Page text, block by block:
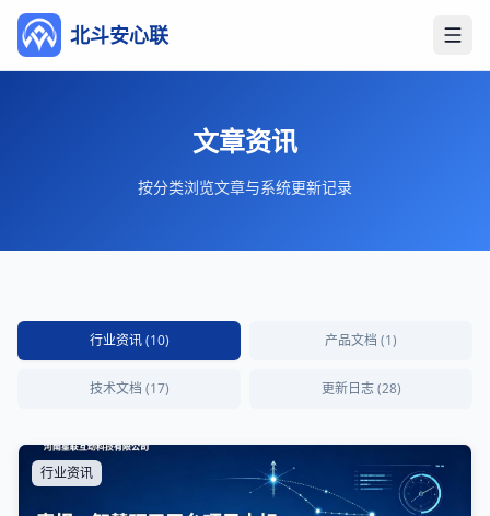
北斗安心联
文章资讯
按分类浏览文章与系统更新记录
行业资讯(10) 产品文档 (1)
技术文档 (17) 更新日志(28)
行业资讯